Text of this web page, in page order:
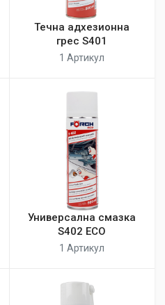
Течна адхезионна
грес S401
1 Артикул
Универсална смазка
S402 ECO
1 Артикул